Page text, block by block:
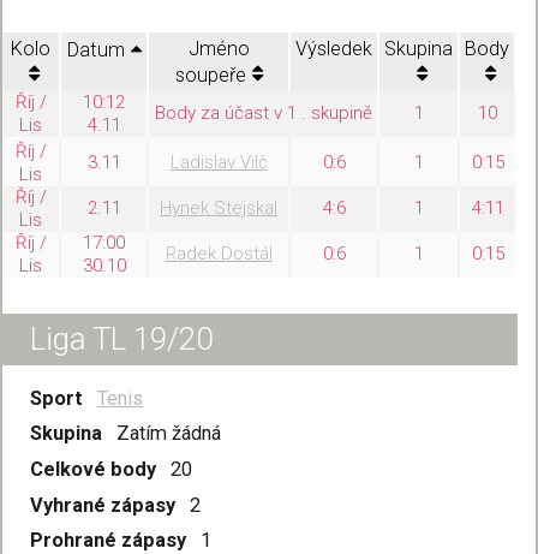
Kolo Datum
Jméno
soupeře
Výsledek Skupina Body
Říj /
Lis
10:12
4.11
Body za účast v 1 . skupině 1
10
Říj /
Lis
3.11 Ladislav Vilč 0:6 1
0:15
Říj /
Lis
2.11 Hynek Stejskal 4:6 1
4:11
Říj /
Lis
17:00
30.10
Radek Dostál 0:6 1 0:15
Liga TL 19/20
Sport
Tenis
Skupina
Zatím žádná
Celkové body
20
Vyhrané zápasy
2
Prohrané zápasy
1